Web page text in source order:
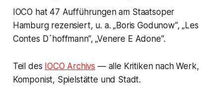
IOCO hat 47 Aufführungen am Staatsoper
Hamburg rezensiert, u. a. „Boris Godunow“, „Les
Contes D´hoffmann“, „Venere E Adone“.
Teil des IOCO Archivs — alle Kritiken nach Werk,
Komponist, Spielstätte und Stadt.